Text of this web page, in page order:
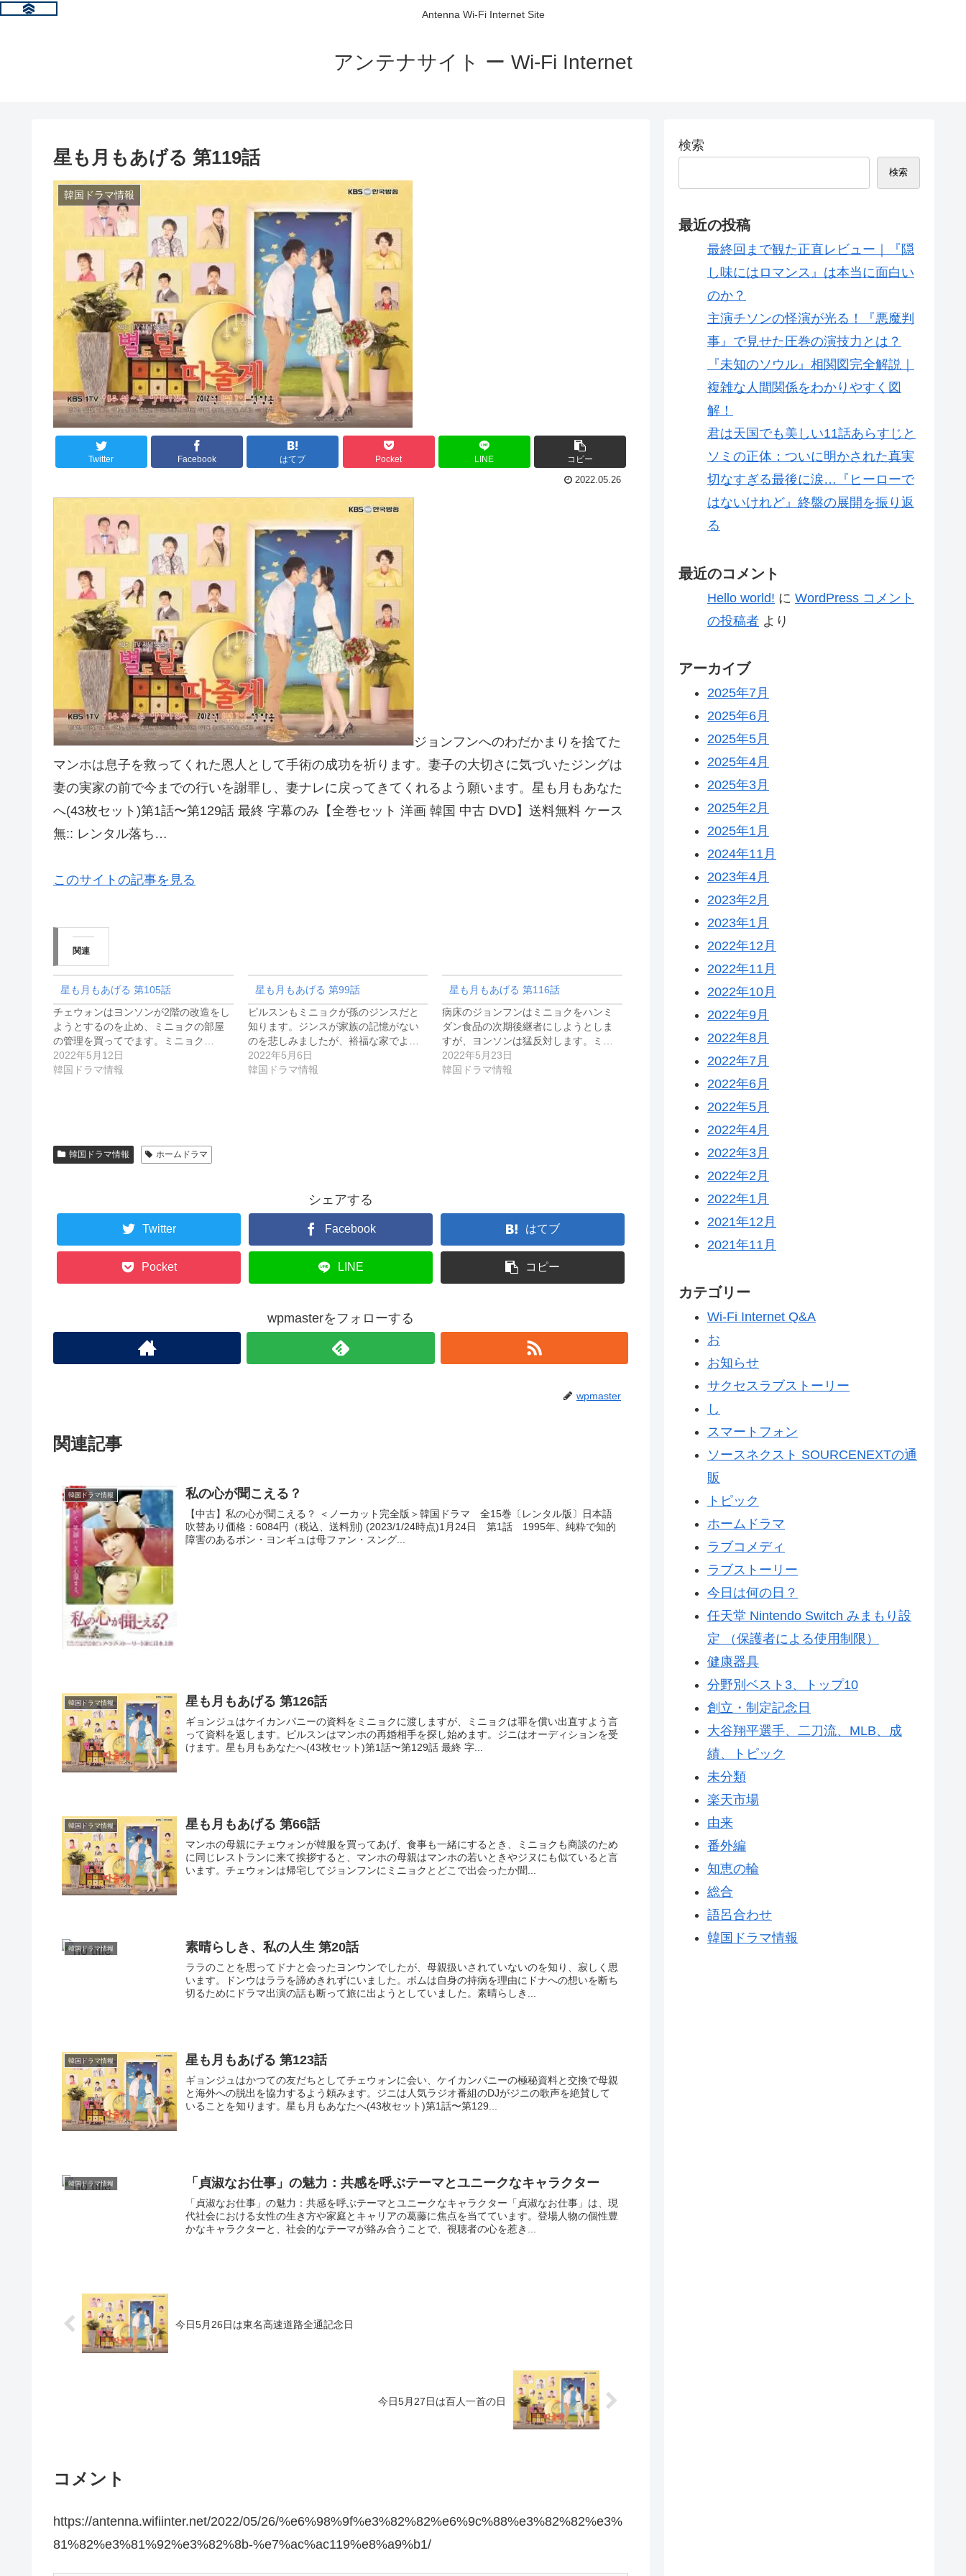
Antenna Wi-Fi Internet Site
アンテナサイト ー Wi-Fi Internet
星も月もあげる 第119話
韓国ドラマ情報
Twitter Facebook はてブ Pocket LINE コピー
2022.05.26
ジョンフンへのわだかまりを捨てた
マンホは息子を救ってくれた恩人として手術の成功を祈ります。妻子の大切さに気づいたジングは
妻の実家の前で今までの行いを謝罪し、妻ナレに戻ってきてくれるよう願います。星も月もあなた
へ(43枚セット)第1話〜第129話 最終 字幕のみ【全巻セット 洋画 韓国 中古 DVD】送料無料 ケース
無:: レンタル落ち…
このサイトの記事を見る
関連
星も月もあげる 第105話
チェウォンはヨンソンが2階の改造をし
ようとするのを止め、ミニョクの部屋
の管理を買ってでます。ミニョク…
2022年5月12日
韓国ドラマ情報
星も月もあげる 第99話
ピルスンもミニョクが孫のジンスだと
知ります。ジンスが家族の記憶がない
のを悲しみましたが、裕福な家でよ…
2022年5月6日
韓国ドラマ情報
星も月もあげる 第116話
病床のジョンフンはミニョクをハンミ
ダン食品の次期後継者にしようとしま
すが、ヨンソンは猛反対します。ミ…
2022年5月23日
韓国ドラマ情報
韓国ドラマ情報 ホームドラマ
シェアする
Twitter Facebook はてブ
Pocket LINE コピー
wpmasterをフォローする
wpmaster
関連記事
韓国ドラマ情報 私の心が聞こえる？
【中古】私の心が聞こえる？ ＜ノーカット完全版＞韓国ドラマ 全15巻〔レンタル版〕日本語
吹替あり価格：6084円（税込、送料別) (2023/1/24時点)1月24日 第1話 1995年、純粋で知的
障害のあるポン・ヨンギュは母ファン・スング...
韓国ドラマ情報 星も月もあげる 第126話
ギョンジュはケイカンパニーの資料をミニョクに渡しますが、ミニョクは罪を償い出直すよう言
って資料を返します。ピルスンはマンホの再婚相手を探し始めます。ジニはオーディションを受
けます。星も月もあなたへ(43枚セット)第1話〜第129話 最終 字...
韓国ドラマ情報 星も月もあげる 第66話
マンホの母親にチェウォンが韓服を買ってあげ、食事も一緒にするとき、ミニョクも商談のため
に同じレストランに来て挨拶すると、マンホの母親はマンホの若いときやジヌにも似ていると言
います。チェウォンは帰宅してジョンフンにミニョクとどこで出会ったか聞...
韓国ドラマ情報 素晴らしき、私の人生 第20話
ララのことを思ってドナと会ったヨンウンでしたが、母親扱いされていないのを知り、寂しく思
います。ドンウはララを諦めきれずにいました。ボムは自身の持病を理由にドナへの想いを断ち
切るためにドラマ出演の話も断って旅に出ようとしていました。素晴らしき...
韓国ドラマ情報 星も月もあげる 第123話
ギョンジュはかつての友だちとしてチェウォンに会い、ケイカンパニーの極秘資料と交換で母親
と海外への脱出を協力するよう頼みます。ジニは人気ラジオ番組のDJがジニの歌声を絶賛して
いることを知ります。星も月もあなたへ(43枚セット)第1話〜第129...
韓国ドラマ情報 「貞淑なお仕事」の魅力：共感を呼ぶテーマとユニークなキャラクター
「貞淑なお仕事」の魅力：共感を呼ぶテーマとユニークなキャラクター「貞淑なお仕事」は、現
代社会における女性の生き方や家庭とキャリアの葛藤に焦点を当てています。登場人物の個性豊
かなキャラクターと、社会的なテーマが絡み合うことで、視聴者の心を惹き...
今日5月26日は東名高速道路全通記念日
今日5月27日は百人一首の日
コメント
https://antenna.wifiinter.net/2022/05/26/%e6%98%9f%e3%82%82%e6%9c%88%e3%82%82%e3%
81%82%e3%81%92%e3%82%8b-%e7%ac%ac119%e8%a9%b1/
検索
検索
最近の投稿
最終回まで観た正直レビュー｜『隠
し味にはロマンス』は本当に面白い
のか？
主演チソンの怪演が光る！『悪魔判
事』で見せた圧巻の演技力とは？
『未知のソウル』相関図完全解説｜
複雑な人間関係をわかりやすく図
解！
君は天国でも美しい11話あらすじと
ソミの正体：ついに明かされた真実
切なすぎる最後に涙…『ヒーローで
はないけれど』終盤の展開を振り返
る
最近のコメント
Hello world! に WordPress コメント
の投稿者 より
アーカイブ
2025年7月
2025年6月
2025年5月
2025年4月
2025年3月
2025年2月
2025年1月
2024年11月
2023年4月
2023年2月
2023年1月
2022年12月
2022年11月
2022年10月
2022年9月
2022年8月
2022年7月
2022年6月
2022年5月
2022年4月
2022年3月
2022年2月
2022年1月
2021年12月
2021年11月
カテゴリー
Wi-Fi Internet Q&A
お
お知らせ
サクセスラブストーリー
し
スマートフォン
ソースネクスト SOURCENEXTの通
販
トピック
ホームドラマ
ラブコメディ
ラブストーリー
今日は何の日？
任天堂 Nintendo Switch みまもり設
定 （保護者による使用制限）
健康器具
分野別ベスト3、トップ10
創立・制定記念日
大谷翔平選手、二刀流、MLB、成
績、トピック
未分類
楽天市場
由来
番外編
知恵の輪
総合
語呂合わせ
韓国ドラマ情報